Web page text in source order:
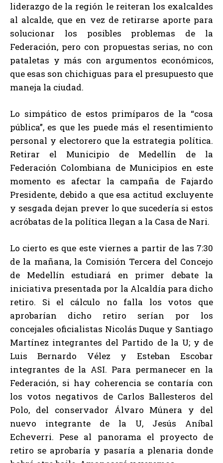
liderazgo de la región le reiteran los exalcaldes
al alcalde, que en vez de retirarse aporte para
solucionar los posibles problemas de la
Federación, pero con propuestas serias, no con
pataletas y más con argumentos económicos,
que esas son chichiguas para el presupuesto que
maneja la ciudad.
Lo simpático de estos primíparos de la “cosa
pública”, es que les puede más el resentimiento
personal y electorero que la estrategia política.
Retirar el Municipio de Medellín de la
Federación Colombiana de Municipios en este
momento es afectar la campaña de Fajardo
Presidente, debido a que esa actitud excluyente
y sesgada dejan prever lo que sucedería si estos
acróbatas de la política llegan a la Casa de Nari.
Lo cierto es que este viernes a partir de las 7:30
de la mañana, la Comisión Tercera del Concejo
de Medellín estudiará en primer debate la
iniciativa presentada por la Alcaldía para dicho
retiro. Si el cálculo no falla los votos que
aprobarían dicho retiro serían por los
concejales oficialistas Nicolás Duque y Santiago
Martínez integrantes del Partido de la U; y de
Luis Bernardo Vélez y Esteban Escobar
integrantes de la ASI. Para permanecer en la
Federación, si hay coherencia se contaría con
los votos negativos de Carlos Ballesteros del
Polo, del conservador Álvaro Múnera y del
nuevo integrante de la U, Jesús Aníbal
Echeverri. Pese al panorama el proyecto de
retiro se aprobaría y pasaría a plenaria donde